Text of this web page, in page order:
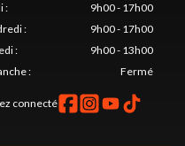
:
9h00 - 17h00
:
9h00 - 17h00
:
9h00 - 13h00
: Fermé
connecté